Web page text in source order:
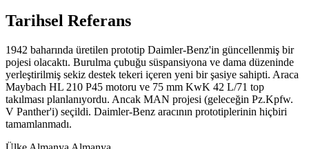
Tarihsel Referans
1942 baharında üretilen prototip Daimler-Benz'in güncellenmiş bir
pojesi olacaktı. Burulma çubuğu süspansiyona ve dama düzeninde
yerleştirilmiş sekiz destek tekeri içeren yeni bir şasiye sahipti. Araca
Maybach HL 210 P45 motoru ve 75 mm KwK 42 L/71 top
takılması planlanıyordu. Ancak MAN projesi (geleceğin Pz.Kpfw.
V Panther'i) seçildi. Daimler-Benz aracının prototiplerinin hiçbiri
tamamlanmadı.